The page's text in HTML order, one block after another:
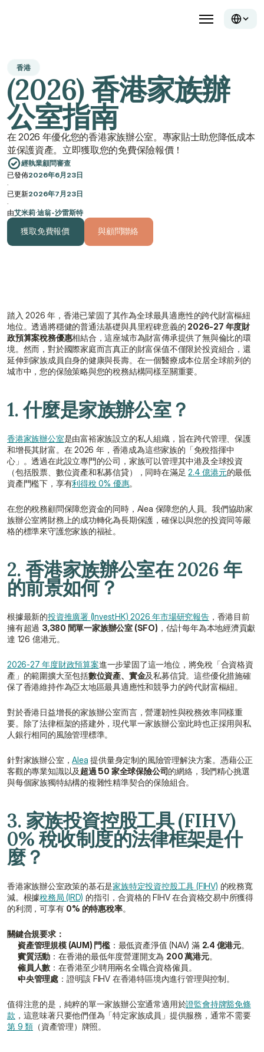
香港
(2026) 香港家族辦
公室指南
在 2026 年優化您的香港家族辦公室。專家貼士助您降低成本
並保護資產。立即獲取您的免費保險報價！
經執業顧問審查
已發佈2026年6月23日
·
已更新2026年7月23日
·
由艾米莉·迪翁-沙雷斯特
獲取免費報價 與顧問聯絡
踏入 2026 年，香港已鞏固了其作為全球最具適應性的跨代財富樞紐
地位。透過將穩健的普通法基礎與具里程碑意義的 2026-27 年度財
政預算案稅務優惠相結合，這座城市為財富傳承提供了無與倫比的環
境。然而，對於國際家庭而言真正的財富保值不僅限於投資組合，還
延伸到家族成員自身的健康與長壽。在一個醫療成本位居全球前列的
城市中，您的保險策略與您的稅務結構同樣至關重要。
1. 什麼是家族辦公室？
香港家族辦公室是由富裕家族設立的私人組織，旨在跨代管理、保護
和增長其財富。在 2026 年，香港成為這些家族的「免稅指揮中
心」。透過在此設立專門的公司，家族可以管理其中港及全球投資
（包括股票、數位資產和私募信貸），同時在滿足 2.4 億港元的最低
資產門檻下，享有利得稅 0% 優惠。
在您的稅務顧問保障您資金的同時，Alea 保障您的人員。我們協助家
族辦公室將財務上的成功轉化為長期保護，確保以與您的投資同等嚴
格的標準來守護您家族的福祉。
2. 香港家族辦公室在 2026 年
的前景如何？
根據最新的投資推廣署 (InvestHK) 2026 年市場研究報告，香港目前
擁有超過 3,380 間單一家族辦公室 (SFO) ，估計每年為本地經濟貢獻
達 126 億港元。
2026-27 年度財政預算案進一步鞏固了這一地位，將免稅「合資格資
產」的範圍擴大至包括數位資產、實金及私募信貸。這些優化措施確
保了香港維持作為亞太地區最具適應性和競爭力的跨代財富樞紐。
對於香港日益增長的家族辦公室而言，營運韌性與稅務效率同樣重
要。除了法律框架的搭建外，現代單一家族辦公室此時也正採用與私
人銀行相同的風險管理標準。
針對家族辦公室，Alea 提供量身定制的風險管理解決方案。憑藉公正
客觀的專業知識以及超過 50 家全球保險公司的網絡，我們精心挑選
與每個家族獨特結構的複雜性精準契合的保險組合。
3. 家族投資控股工具 (FIHV)
0% 稅收制度的法律框架是什
麼？
香港家族辦公室政策的基石是家族特定投資控股工具 (FIHV) 的稅務寬
減。根據稅務局 (IRD) 的指引，合資格的 FIHV 在合資格交易中所獲得
的利潤，可享有 0% 的特惠稅率。
關鍵合規要求：
資產管理規模 (AUM) 門檻：最低資產淨值 (NAV) 滿 2.4 億港元。
實質活動 ：在香港的最低年度營運開支為 200 萬港元。
僱員人數 ：在香港至少聘用兩名全職合資格僱員。
中央管理處：證明該 FIHV 在香港特區境內進行管理與控制。
值得注意的是，純粹的單一家族辦公室通常適用於證監會持牌豁免條
款
，這意味著只要他們僅為「特定家族成員」提供服務，通常不需要
第 9 類（資產管理）牌照。